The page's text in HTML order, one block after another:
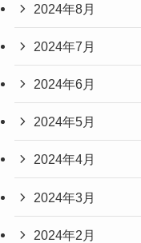
2024年8月
2024年7月
2024年6月
2024年5月
2024年4月
2024年3月
2024年2月